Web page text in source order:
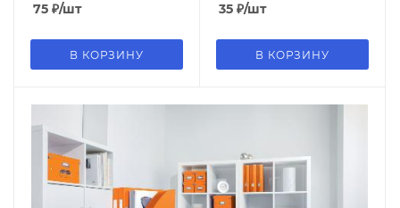
75 ₽/шт
В КОРЗИНУ
35 ₽/шт
В КОРЗИНУ